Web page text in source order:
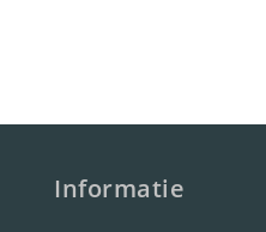
Informatie